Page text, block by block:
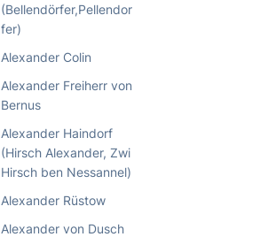
(Bellendörfer,Pellendor
fer)
Alexander Colin
Alexander Freiherr von
Bernus
Alexander Haindorf
(Hirsch Alexander, Zwi
Hirsch ben Nessannel)
Alexander Rüstow
Alexander von Dusch